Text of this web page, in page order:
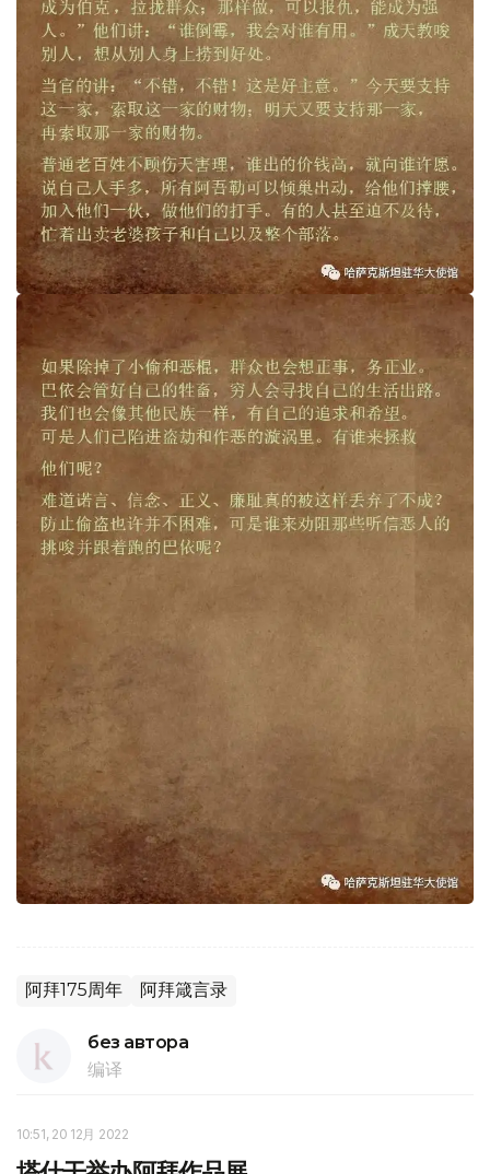
阿拜175周年 阿拜箴言录
без автора
编译
10:51, 20 12月 2022